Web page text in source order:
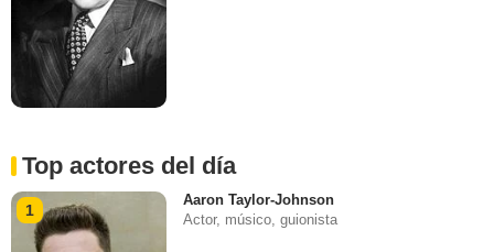
Top actores del día
1
Aaron Taylor-Johnson
Actor, músico, guionista